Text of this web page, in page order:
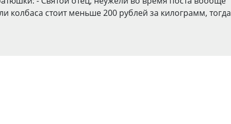
колбаса стоит меньше 200 рублей за килограмм, тогда